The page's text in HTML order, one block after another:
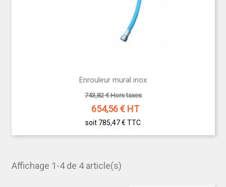
Enrouleur mural inox
743,82 € Hors taxes
654,56€ HT
soit 785,47 € TTC
Affichage 1-4 de 4 article(s)